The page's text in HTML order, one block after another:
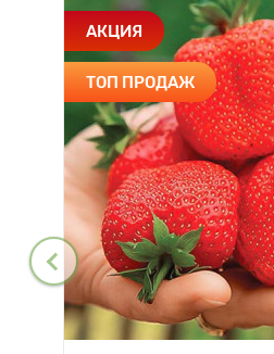
АКЦИЯ
ТОП ПРОДАЖ